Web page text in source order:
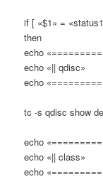
if [ «$1» =
then
echo
echo «|| qdisc»
echo
tc -s qdisc show
echo
echo «|| class»
echo